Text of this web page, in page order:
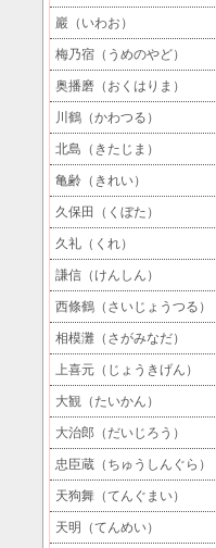
巖（いわお）
梅乃宿（うめのやど）
奥播磨（おくはりま）
川鶴（かわつる）
北島（きたじま）
亀齢（きれい）
久保田（くぼた）
久礼（くれ）
謙信（けんしん）
西條鶴（さいじょうつる）
相模灘（さがみなだ）
上喜元（じょうきげん）
大観（たいかん）
大治郎（だいじろう）
忠臣蔵（ちゅうしんぐら）
天狗舞（てんぐまい）
天明（てんめい）